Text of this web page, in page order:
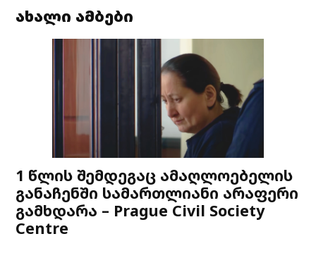
ახალი ამბები
1 წლის შემდეგაც ამაღლოებელის
განაჩენში სამართლიანი არაფერი
გამხდარა – Prague Civil Society
Centre